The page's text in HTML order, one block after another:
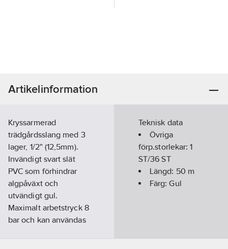
Artikelinformation
Kryssarmerad
trädgårdsslang med 3
lager, 1/2" (12,5mm).
Invändigt svart slät
PVC som förhindrar
algpåväxt och
utvändigt gul.
Maximalt arbetstryck 8
bar och kan användas
Teknisk data
Övriga
förp.storlekar:1
ST/36 ST
Längd: 50 m
Färg:Gul